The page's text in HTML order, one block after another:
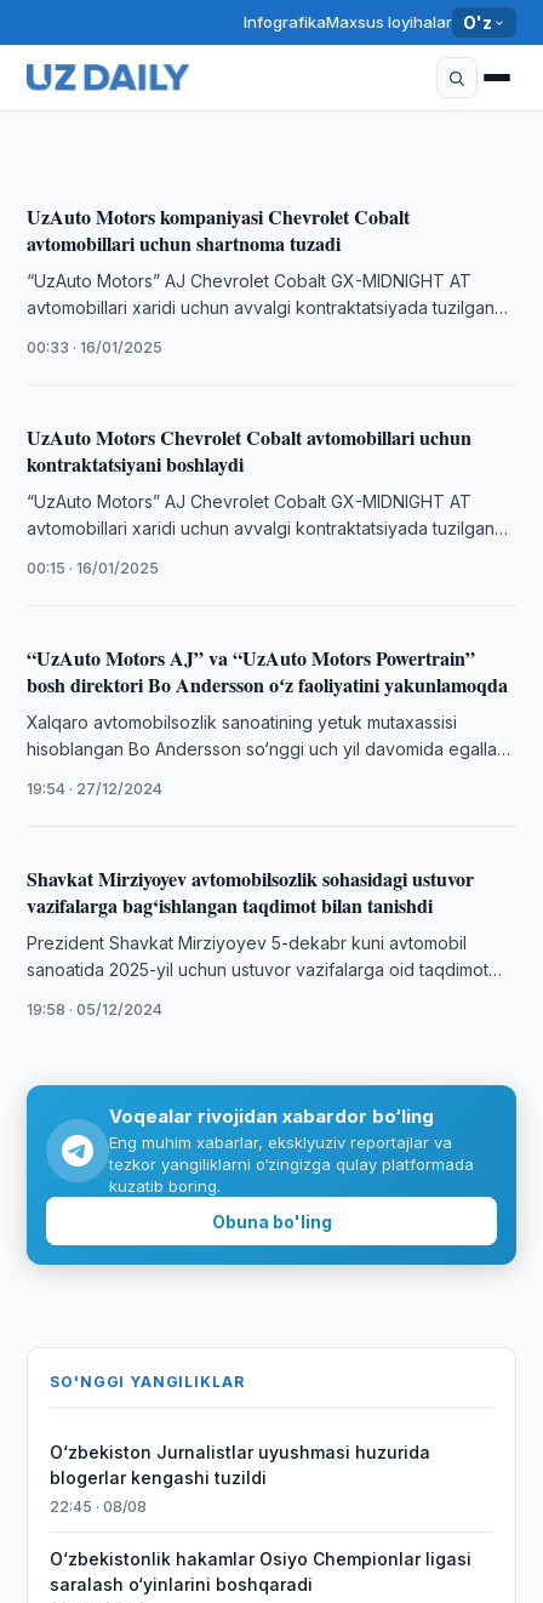
InfografikaMaxsus loyihalar O'z
O‘zbekistonda to‘qqiz oy ichida 296 mingdan ortiq
avtomobil sotildi — UzAuto Motors ulushi 80 foizdan
oshdi
UzAuto Motors kompaniyasi Chevrolet Cobalt
avtomobillari uchun shartnoma tuzadi
“UzAuto Motors” AJ Chevrolet Cobalt GX-MIDNIGHT AT
avtomobillari xaridi uchun avvalgi kontraktatsiyada tuzilgan
amalga oshirilmagan …
00:33 · 16/01/2025
UzAuto Motors Chevrolet Cobalt avtomobillari uchun
kontraktatsiyani boshlaydi
“UzAuto Motors” AJ Chevrolet Cobalt GX-MIDNIGHT AT
avtomobillari xaridi uchun avvalgi kontraktatsiyada tuzilgan
amalga oshirilmagan …
00:15 · 16/01/2025
“UzAuto Motors AJ” va “UzAuto Motors Powertrain”
bosh direktori Bo Andersson oʻz faoliyatini yakunlamoqda
Xalqaro avtomobilsozlik sanoatining yetuk mutaxassisi
hisoblangan Bo Andersson so‘nggi uch yil davomida egallab
19:54 · 27/12/2024
Shavkat Mirziyoyev avtomobilsozlik sohasidagi ustuvor
vazifalarga bag‘ishlangan taqdimot bilan tanishdi
Prezident Shavkat Mirziyoyev 5-dekabr kuni avtomobil
sanoatida 2025-yil uchun ustuvor vazifalarga oid taqdimot
19:58 · 05/12/2024
Voqealar rivojidan xabardor bo‘ling
Eng muhim xabarlar, eksklyuziv reportajlar va
tezkor yangiliklarni o‘zingizga qulay platformada
kuzatib boring.
Obuna bo'ling
SO'NGGI YANGILIKLAR
O‘zbekiston Jurnalistlar uyushmasi huzurida
blogerlar kengashi tuzildi
22:45 · 08/08
O‘zbekistonlik hakamlar Osiyo Chempionlar ligasi
saralash o‘yinlarini boshqaradi